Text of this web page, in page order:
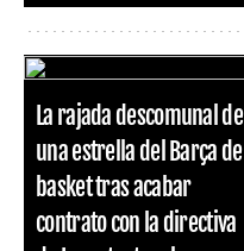
La rajada descomunal de
una estrella del Barça de
basket tras acabar
contrato con la directiva